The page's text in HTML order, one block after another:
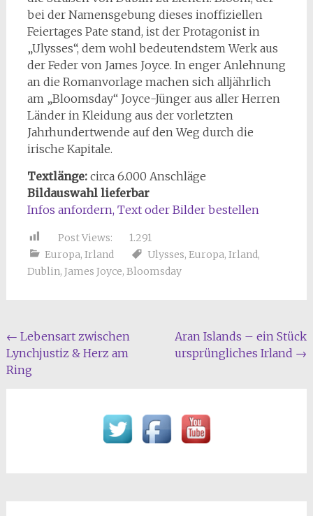
bei der Namensgebung dieses inoffiziellen
Feiertages Pate stand, ist der Protagonist in
„Ulysses“, dem wohl bedeutendstem Werk aus
der Feder von James Joyce. In enger Anlehnung
an die Romanvorlage machen sich alljährlich
am „Bloomsday“ Joyce-Jünger aus aller Herren
Länder in Kleidung aus der vorletzten
Jahrhundertwende auf den Weg durch die
irische Kapitale.
Textlänge: circa 6.000 Anschläge
Bildauswahl lieferbar
Infos anfordern, Text oder Bilder bestellen
Post Views:
1.291
Europa, Irland Ulysses, Europa, Irland,
Dublin, James Joyce, Bloomsday
Beitragsnavigation
← Lebensart zwischen
Lynchjustiz & Herz am
Ring
Aran Islands – ein Stück
ursprüngliches Irland →